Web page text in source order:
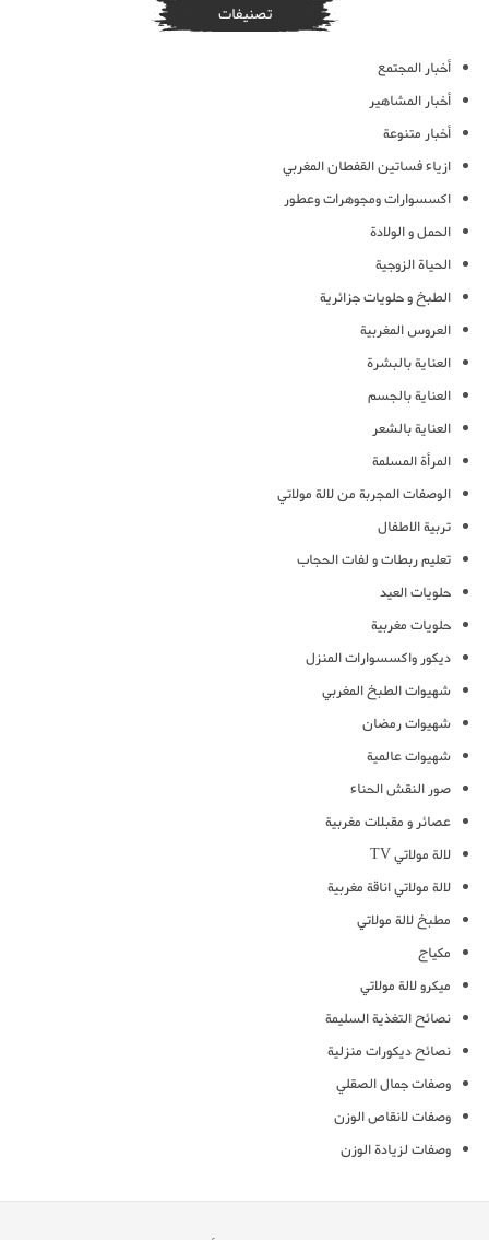
تصنيفات
أخبار المجتمع
أخبار المشاهير
أخبار متنوعة
ازياء فساتين القفطان المغربي
اكسسوارات ومجوهرات وعطور
الحمل و الولادة
الحياة الزوجية
الطبخ و حلويات جزائرية
العروس المغربية
العناية بالبشرة
العناية بالجسم
العناية بالشعر
المرأة المسلمة
الوصفات المجربة من لالة مولاتي
تربية الاطفال
تعليم ربطات و لفات الحجاب
حلويات العيد
حلويات مغربية
ديكور واكسسوارات المنزل
شهيوات الطبخ المغربي
شهيوات رمضان
شهيوات عالمية
صور النقش الحناء
عصائر و مقبلات مغربية
لالة مولاتي TV
لالة مولاتي اناقة مغربية
مطبخ لالة مولاتي
مكياج
ميكرو لالة مولاتي
نصائح التغذية السليمة
نصائح ديكورات منزلية
وصفات جمال الصقلي
وصفات لانقاص الوزن
وصفات لزيادة الوزن